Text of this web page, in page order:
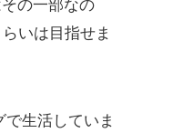
の一部なの
いは目指せま
生活していま